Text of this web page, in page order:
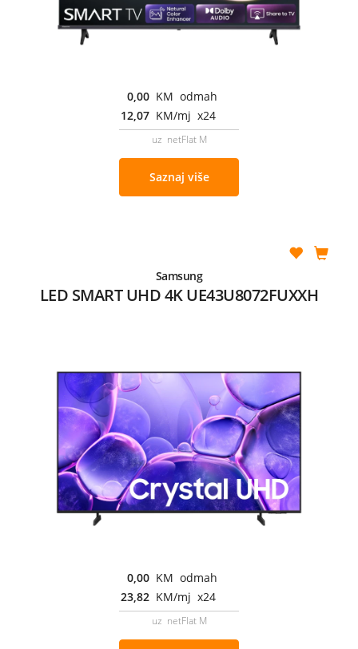
0,00 KM odmah
12,07 KM/mj x24
uz netFlat M
Saznaj više
Samsung
LED SMART UHD 4K UE43U8072FUXXH
0,00 KM odmah
23,82 KM/mj x24
uz netFlat M